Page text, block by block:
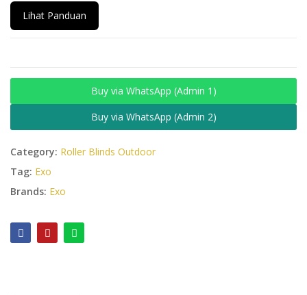
Lihat Panduan
Buy via WhatsApp (Admin 1)
Buy via WhatsApp (Admin 2)
Category: Roller Blinds Outdoor
Tag: Exo
Brands: Exo